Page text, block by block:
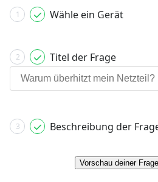
1 Wähle ein Gerät
2 Titel der Frage
3 Beschreibung der
Vorschau deiner